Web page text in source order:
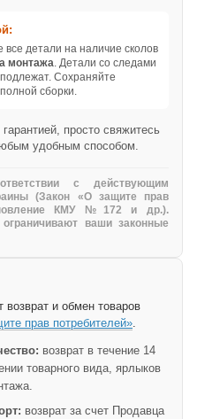
все детали на наличие сколов
монтажа . Детали со следами
Сохраняйте
сборки.
просто свяжитесь
удобным способом.
с действующим
(Закон «О защите прав
КМУ №172 и др.).
ваши законные
и обмен товаров
прав потребителей»
возврат в течение 14
товарного вида, ярлыков
возврат за счет Продавца